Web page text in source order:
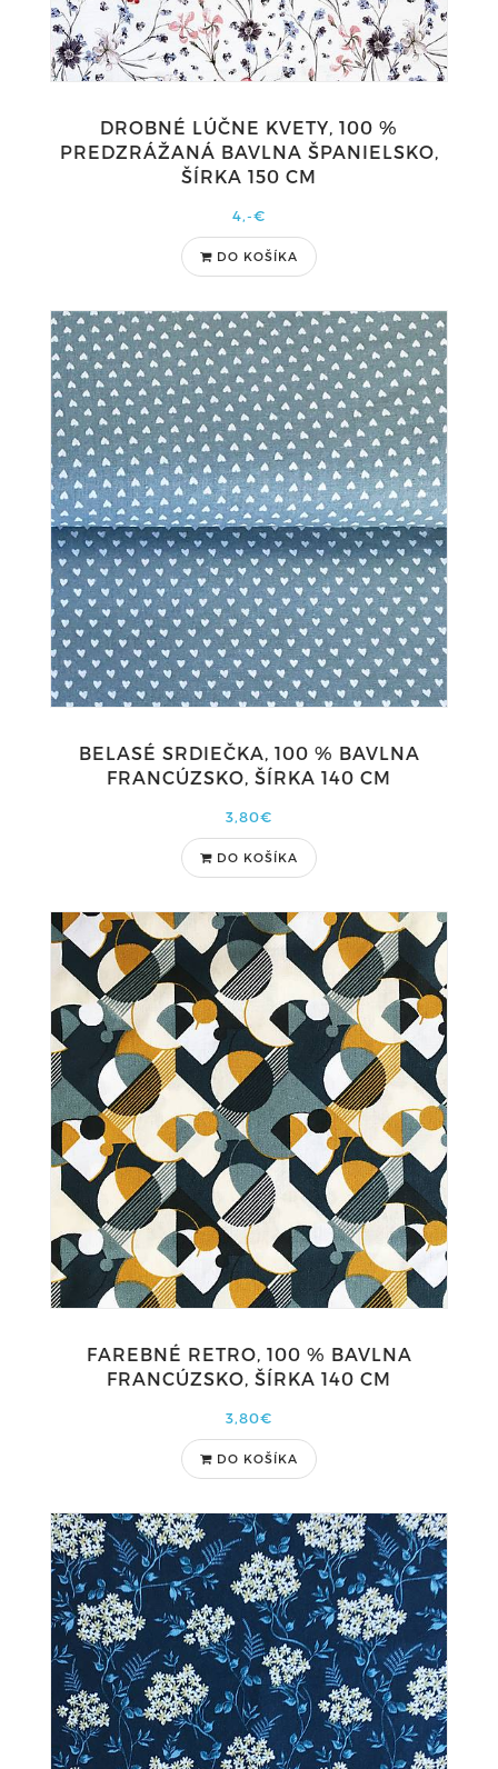
DROBNÉ LÚČNE KVETY, 100 %
PREDZRÁŽANÁ BAVLNA ŠPANIELSKO,
ŠÍRKA 150 CM
4,-€
DO KOŠÍKA
BELASÉ SRDIEČKA, 100 % BAVLNA
FRANCÚZSKO, ŠÍRKA 140 CM
3,80€
DO KOŠÍKA
FAREBNÉ RETRO, 100 % BAVLNA
FRANCÚZSKO, ŠÍRKA 140 CM
3,80€
DO KOŠÍKA